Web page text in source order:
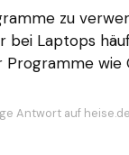
zu
bei Laptops
wie
Antwort auf